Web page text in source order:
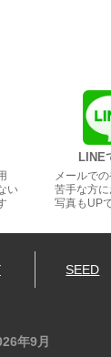
い
LINE
メールで
苦手な方に
写真もUP
SEED
年9月